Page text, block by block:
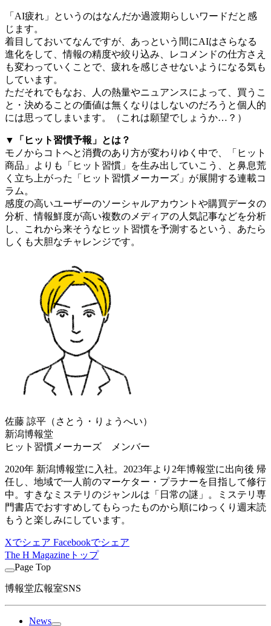
「AI疲れ」というのはなんだか過渡期らしいワードだと感
じます。
着目しておいてなんですが、あっという間にAIはさらなる
進化をして、情報の精度や絞り込み、レコメンドの仕方さえ
も変わっていくことで、疲れを感じさせないようになる気も
しています。
ただそれでもなお、人の熱量やニュアンスによって、買うこ
と・決めることの価値は無くなりはしないのだろうと個人的
には思ってしまいます。（これは願望でしょうか…？）
▼「ヒット習慣予報」とは？
モノからコトへと消費のあり方が変わりゆく中で、「ヒット
商品」よりも「ヒット習慣」を生み出していこう、と鼻息荒
く立ち上がった「ヒット習慣メーカーズ」が展開する連載コ
ラム。
感度の高いユーザーのソーシャルアカウントや購買データの
分析、情報鮮度が高い複数のメディアの人気記事などを分析
し、これから来そうなヒット習慣を予測するという、あたら
しくも大胆なチャレンジです。
佐藤 諒平（さとう・りょうへい）
新潟博報堂
ヒット習慣メーカーズ メンバー
2020年 新潟博報堂に入社。2023年より2年博報堂に出向後 帰
任し、地域で一人前のマーケター・プラナーを目指して修行
中。すきなミステリのジャンルは「日常の謎」。ミステリ専
門書店でおすすめしてもらったものから順にゆっくり週末読
もうと楽しみにしています。
Xでシェア Facebookでシェア
The H Magazineトップ
Page Top
博報堂広報室SNS
News